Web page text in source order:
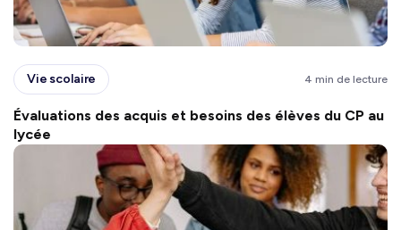
Vie scolaire 4 min de lecture
Évaluations des acquis et besoins des élèves du CP au
lycée